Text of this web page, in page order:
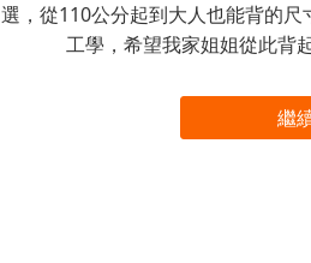
選，從110公分起到大人也能背的
工學，希望我家姐姐從此背
繼